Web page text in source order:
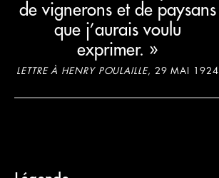
de vignerons et de paysans
que j’aurais voulu
exprimer. »
LETTRE À HENRY POULAILLE, 29 MAI 1924